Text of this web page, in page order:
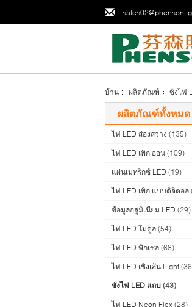
บ้าน ผลิตภัณฑ์ ซังไฟ
ผลิตภัณฑ์ทั้งหมด
ไฟ LED ส่องสว่าง (135)
ไฟ LED เพิก อ่อน (109)
แผ่นเมทริกซ์ LED (19)
ไฟ LED เพิก แบบดิจิตอล
ข้อมูลอลูมิเนียม LED (29)
ไฟ LED โมดูล (54)
ไฟ LED พิกเซล (68)
ไฟ LED เชิงเส้น Light
ซังไฟ LED แถบ (43)
ไฟ LED Neon Flex (28)